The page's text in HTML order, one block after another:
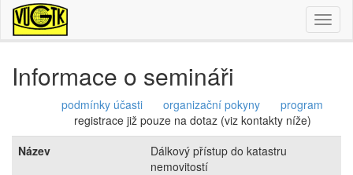
Informace o semináři
podmínky účasti organizační pokyny
program
registrace již pouze na dotaz (viz kontakty níže)
Název
Dálkový přístup do katastru
nemovitostí